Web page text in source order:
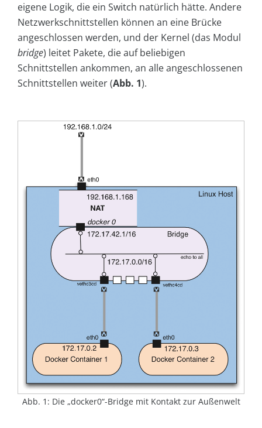
eigene Logik, die ein Switch natürlich hätte. Andere
Netzwerkschnittstellen können an eine Brücke
angeschlossen werden, und der Kernel (das Modul
bridge) leitet Pakete, die auf beliebigen
Schnittstellen ankommen, an alle angeschlossenen
Schnittstellen weiter (Abb. 1).
Abb. 1: Die „docker0“-Bridge mit Kontakt zur Außenwelt